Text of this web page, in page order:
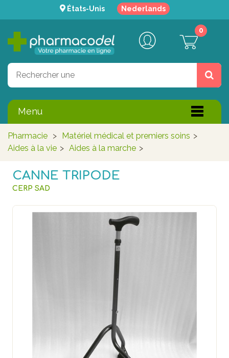
États-Unis Nederlands
0
Menu
Pharmacie > Matériel médical et premiers soins >
Aides à la vie > Aides à la marche >
CANNE TRIPODE
CERP SAD